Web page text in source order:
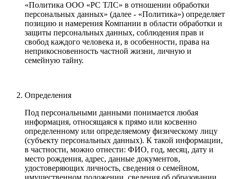
«Политика ООО «PC ТЛС» в отношении обработки
персональных данных» (далее - «Политика») определяет
позицию и намерения Компании в области обработки и
защиты персональных данных, соблюдения прав и
свобод каждого человека и, в особенности, права на
неприкосновенность частной жизни, личную и
семейную тайну.
Определения
Под персональными данными понимается любая
информация, относящаяся к прямо или косвенно
определенному или определяемому физическому лицу
(субъекту персональных данных). К такой информации,
в частности, можно отнести: ФИО, год, месяц, дату и
место рождения, адрес, данные документов,
удостоверяющих личность, сведения о семейном,